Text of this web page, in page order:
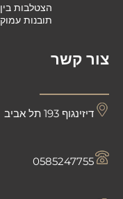
הצטלבות
תובנות
צור קשר
דיזינגוף 193 תל אביב
0585247755